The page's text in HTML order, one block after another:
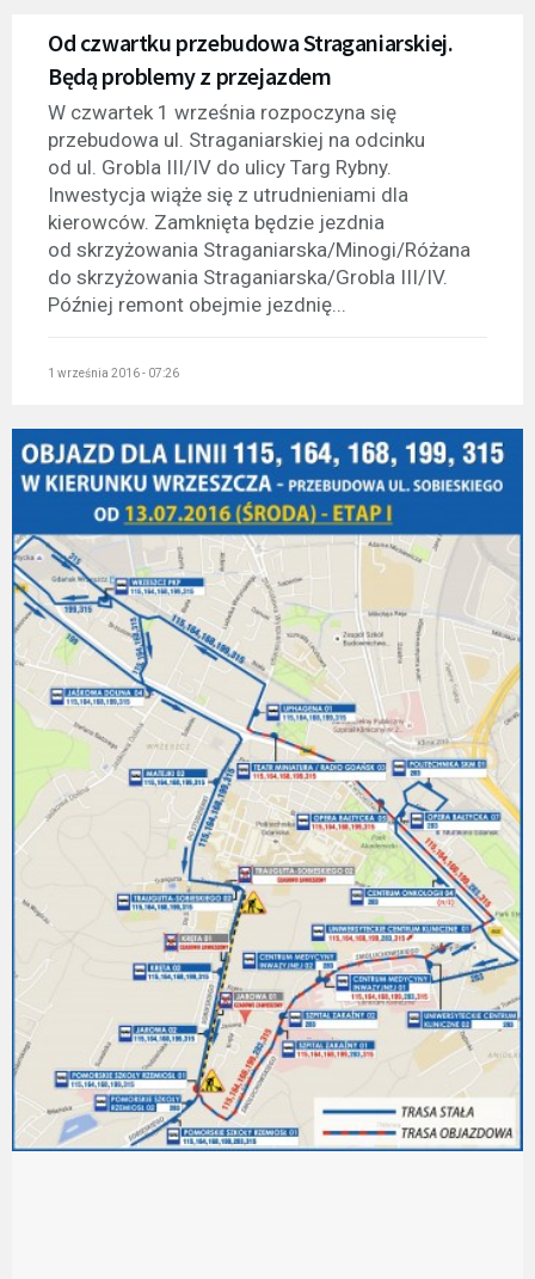
Od czwartku przebudowa Straganiarskiej.
Będą problemy z przejazdem
W czwartek 1 września rozpoczyna się
przebudowa ul. Straganiarskiej na odcinku
od ul. Grobla III/IV do ulicy Targ Rybny.
Inwestycja wiąże się z utrudnieniami dla
kierowców. Zamknięta będzie jezdnia
od skrzyżowania Straganiarska/Minogi/Różana
do skrzyżowania Straganiarska/Grobla III/IV.
Później remont obejmie jezdnię...
1 września 2016 - 07:26